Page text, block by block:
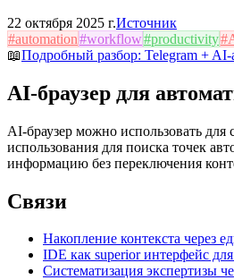
22 октября 2025 г.Источник
#automation#workflow#productivity#
📖Подробный разбор: Telegram + AI-
AI-браузер для
AI-браузер можно использовать для
использования для поиска точек
информацию без переключения
Связи
Накопление контекста через
IDE как superior интерфейс
Систематизация экспертизы